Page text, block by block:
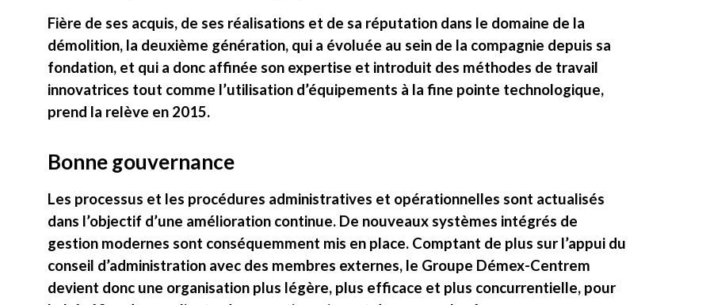
Fière de ses acquis, de ses réalisations et de sa réputation dans le domaine de la
démolition, la deuxième génération, qui a évoluée au sein de la compagnie depuis sa
fondation, et qui a donc affinée son expertise et introduit des méthodes de travail
innovatrices tout comme l’utilisation d’équipements à la fine pointe technologique,
prend la relève en 2015.
Bonne gouvernance
Les processus et les procédures administratives et opérationnelles sont actualisés
dans l’objectif d’une amélioration continue. De nouveaux systèmes intégrés de
gestion modernes sont conséquemment mis en place. Comptant de plus sur l’appui du
conseil d’administration avec des membres externes, le Groupe Démex-Centrem
devient donc une organisation plus légère, plus efficace et plus concurrentielle, pour